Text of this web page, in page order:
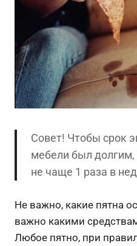
Совет! Чтобы срок
мебели был долгим,
не чаще 1 раза в
Не важно, какие пятна
важно какими
Любое пятно, при